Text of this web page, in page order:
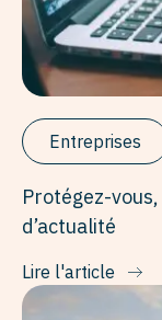
Entreprises
Protégez-
d’actualité
Lire l'article